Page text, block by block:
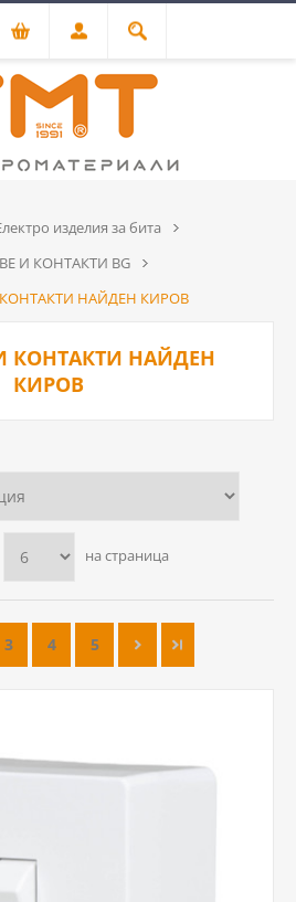
изделия за бита
И КОНТАКТИ BG
НАЙДЕН КИРОВ
КОНТАКТИ НАЙДЕН
КИРОВ
на страница
3 4 5